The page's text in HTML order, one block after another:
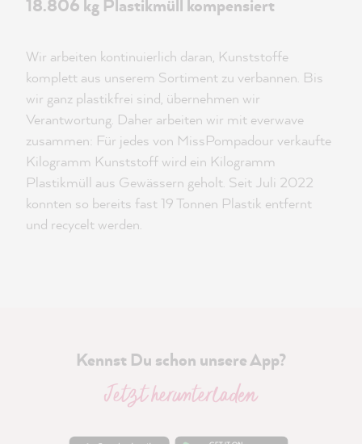
18.806 kg Plastikmüll kompensiert
Wir arbeiten kontinuierlich daran, Kunststoffe
komplett aus unserem Sortiment zu verbannen. Bis
wir ganz plastikfrei sind, übernehmen wir
Verantwortung. Daher arbeiten wir mit everwave
zusammen: Für jedes von MissPompadour verkaufte
Kilogramm Kunststoff wird ein Kilogramm
Plastikmüll aus Gewässern geholt. Seit Juli 2022
konnten so bereits fast 19 Tonnen Plastik entfernt
und recycelt werden.
Kennst Du schon unsere App?
Jetzt herunterladen